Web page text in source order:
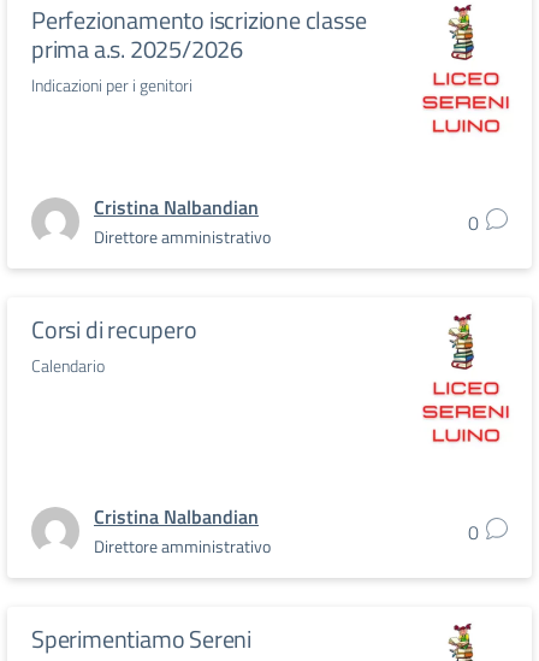
Perfezionamento iscrizione classe
prima a.s. 2025/2026
Indicazioni per i genitori
Cristina Nalbandian
Direttore amministrativo 0
Corsi di recupero
Calendario
Cristina Nalbandian
Direttore amministrativo 0
Sperimentiamo Sereni